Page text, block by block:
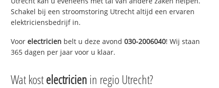
Schakel bij een stroomstoring Utrecht altijd een ervaren
elektriciensbedrijf in.
Voorelectricien belt u deze avond030-2006040! Wij staan
365 dagen per jaar voor u klaar.
Wat kostelectricien in regio Utrecht?